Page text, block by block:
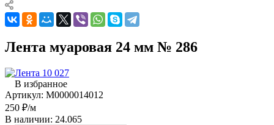
Лента муаровая 24 мм № 286
В избранное
Артикул: М0000014012
250 ₽/м
В наличии: 24.065